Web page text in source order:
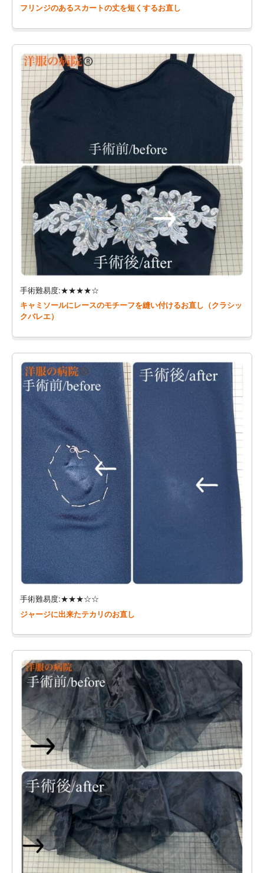
フリンジのあるスカートの丈を短くするお直し
手術難易度:★★★★☆
キャミソールにレースのモチーフを縫い付けるお直し（クラシッ
クバレエ）
手術難易度:★★★☆☆
ジャージに出来たテカリのお直し